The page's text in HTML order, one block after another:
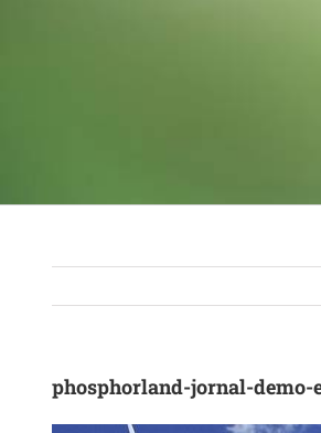
phosphorland-jornal-demo-